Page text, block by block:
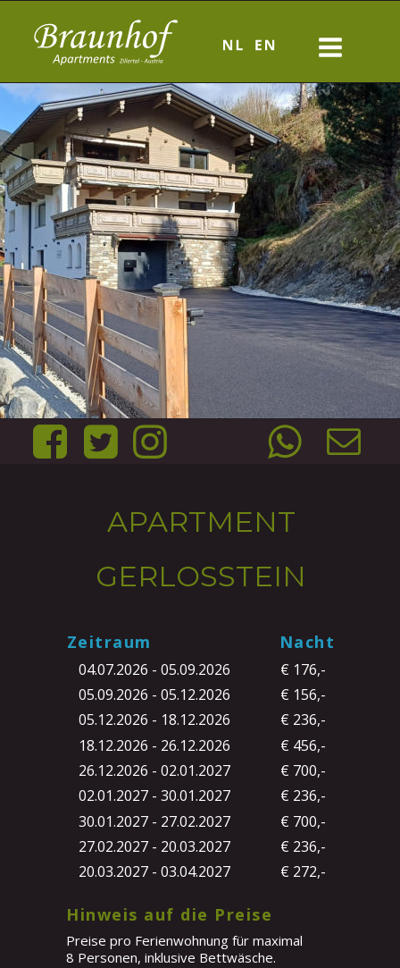
Zeitraum Nacht
04.07.2026 - 05.09.2026
€ 176,-
05.09.2026 - 05.12.2026
€ 156,-
05.12.2026 - 18.12.2026
€ 236,-
18.12.2026 - 26.12.2026
€ 456,-
26.12.2026 - 02.01.2027
€ 700,-
02.01.2027 - 30.01.2027
€ 236,-
30.01.2027 - 27.02.2027
€ 700,-
27.02.2027 - 20.03.2027
€ 236,-
20.03.2027 - 03.04.2027
€ 272,-
Hinweis auf die Preise
Preise pro Ferienwohnung für maximal
8 Personen, inklusive Bettwäsche.
APARTMENT
GERLOSSTEIN